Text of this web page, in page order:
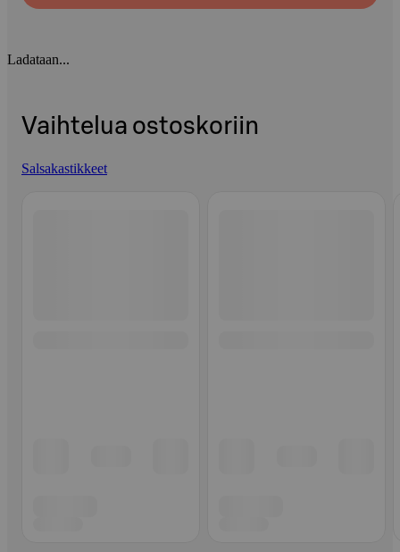
Ladataan...
Vaihtelua ostoskoriin
Salsakastikkeet